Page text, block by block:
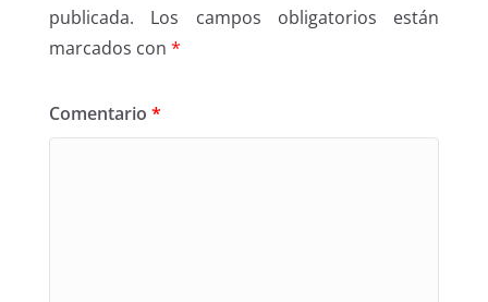
publicada.
Los campos obligatorios están
marcados con *
Comentario *